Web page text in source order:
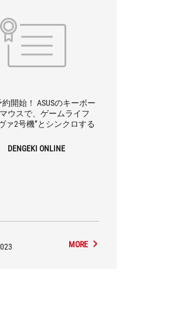
開始！ ASUSのキーボー
マウスで、ゲームライフ
ァ2号機”とシンクロする
DENGEKI ONLINE
MORE